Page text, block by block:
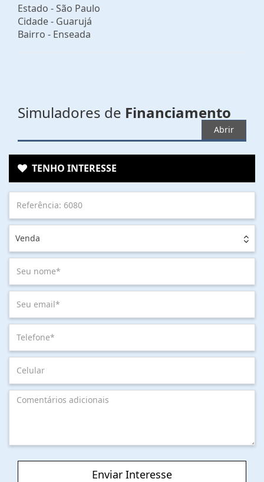
Estado -São Paulo
Cidade - Guarujá
Bairro - Enseada
Simuladores de Financiamento
Abrir
TENHO INTERESSE
Venda
Enviar Interesse